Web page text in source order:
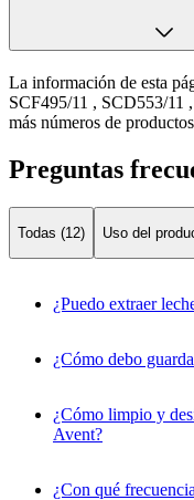
La información de esta
SCF495/11 , SCD553/11 ,
más números de
Preguntas
Todas (12) Uso del
¿Puedo extraer
¿Cómo debo
¿Cómo limpio y
Avent?
¿Con qué